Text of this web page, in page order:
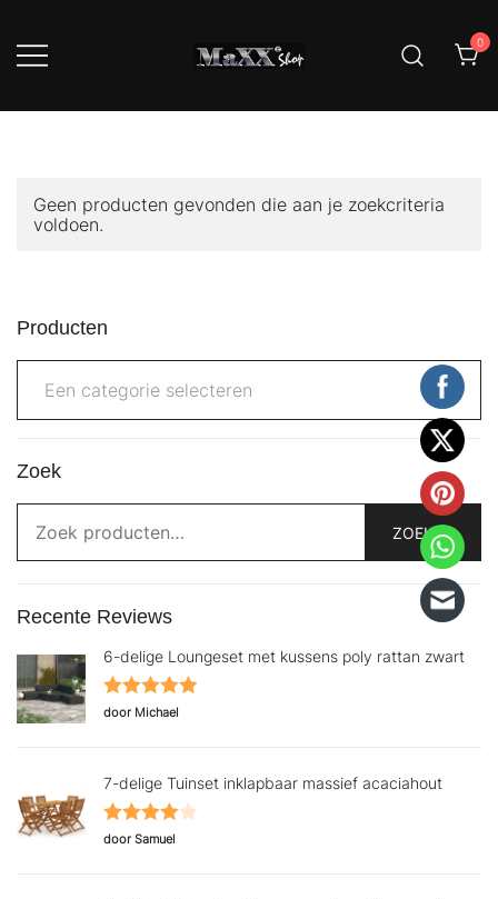
de
inhoud
Woonaccessoires
0
Geen producten gevonden die aan je zoekcriteria
voldoen.
Producten
Een categorie selecteren
Zoek
naar:
ZOEKEN
Recente Reviews
6-delige Loungeset met kussens poly rattan zwart
Gewaardeerd
door Michael
7-delige Tuinset inklapbaar massief acaciahout
Gewaardeerd
door Samuel